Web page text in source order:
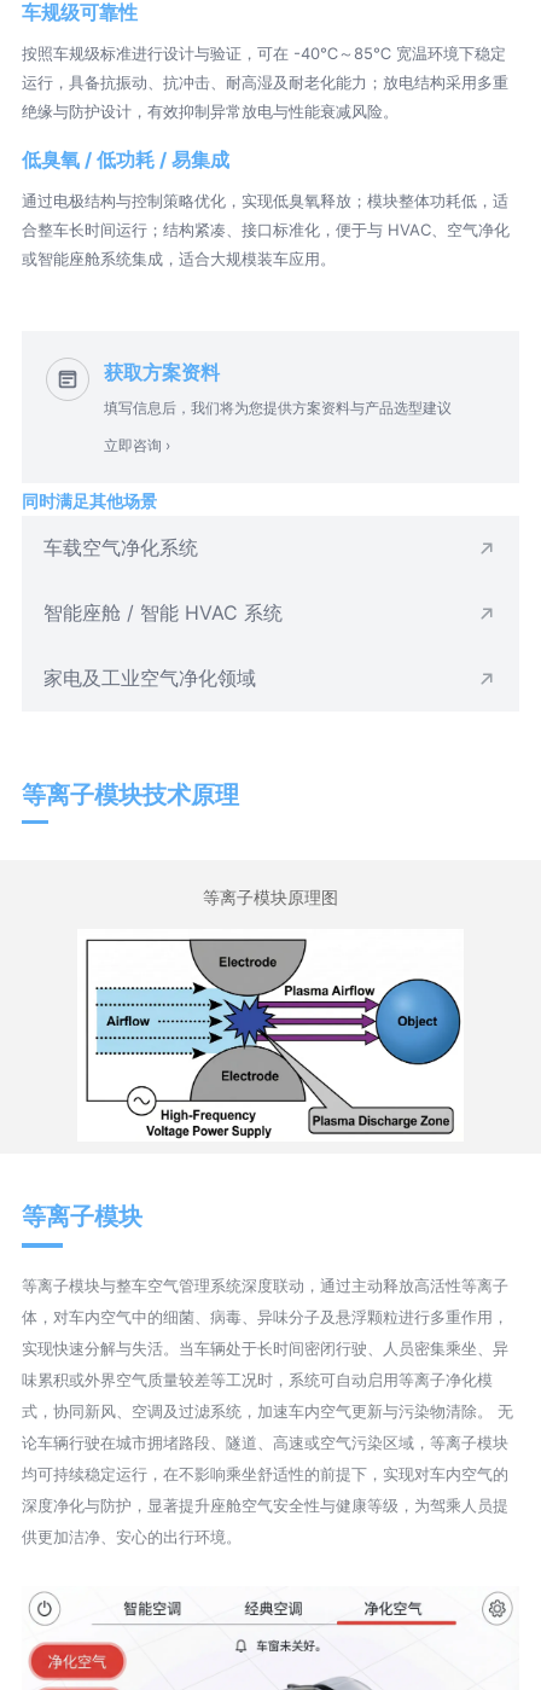
车规级可靠性
按照车规级标准进行设计与验证，可在 -40℃～85℃ 宽温环境下稳定
运行，具备抗振动、抗冲击、耐高湿及耐老化能力；放电结构采用多重
绝缘与防护设计，有效抑制异常放电与性能衰减风险。
低臭氧 / 低功耗 / 易集成
通过电极结构与控制策略优化，实现低臭氧释放；模块整体功耗低，适
合整车长时间运行；结构紧凑、接口标准化，便于与 HVAC、空气净化
或智能座舱系统集成，适合大规模装车应用。
获取方案资料
填写信息后，我们将为您提供方案资料与产品选型建议
立即咨询 ›
同时满足其他场景
车载空气净化系统
智能座舱 / 智能 HVAC 系统
家电及工业空气净化领域
等离子模块技术原理
等离子模块原理图
等离子模块
等离子模块与整车空气管理系统深度联动，通过主动释放高活性等离子
体，对车内空气中的细菌、病毒、异味分子及悬浮颗粒进行多重作用，
实现快速分解与失活。当车辆处于长时间密闭行驶、人员密集乘坐、异
味累积或外界空气质量较差等工况时，系统可自动启用等离子净化模
式，协同新风、空调及过滤系统，加速车内空气更新与污染物清除。 无
论车辆行驶在城市拥堵路段、隧道、高速或空气污染区域，等离子模块
均可持续稳定运行，在不影响乘坐舒适性的前提下，实现对车内空气的
深度净化与防护，显著提升座舱空气安全性与健康等级，为驾乘人员提
供更加洁净、安心的出行环境。